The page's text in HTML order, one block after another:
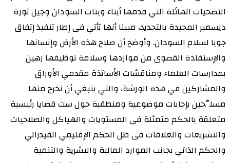
التضحيات الهائلة التي قدمها أبناء وبنات السودان وجيل ثورة
ديسمبر المجيدة بالتحديد، مبينا أنها تأتي فى إطار تنفيذ إتفاق
جوبا لسلام السودان. وأوضح أن صلاح هذه الأرض وإنسانها
والإستفادة القصوى من مواردها وسلامة توظيفها رهين
بمدارسات العلماء ومناقشات الأساتذة مقدمي الأوراق
والمشاركين في هذه الورشة، والتي ينبغي أن نخرج منها
مسلَّحين بإجابات موضوعية ومنطقية حول ست قضايا رئيسية
متعلقة بالحكم متمثلة فى المستويات والهياكل والصلاحيات
والتشريعات والعلاقات فى ظل الحكم الإقليمي الفيدرالي
والحكم الذاتي بجانب الموارد المالية والبشرية والتنمية